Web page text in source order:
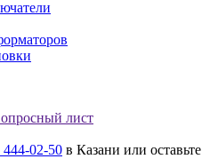
лист
444-02-50 в Казани или оставьте